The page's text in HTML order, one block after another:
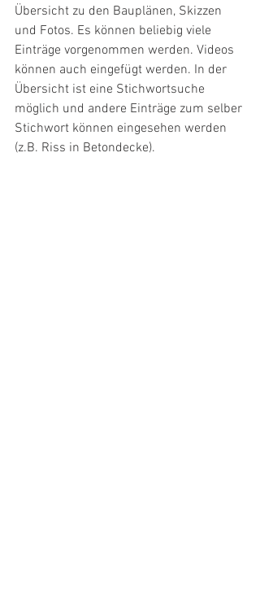
Übersicht zu den Bauplänen, Skizzen
und Fotos. Es können beliebig viele
Einträge vorgenommen werden. Videos
können auch eingefügt werden. In der
Übersicht ist eine Stichwortsuche
möglich und andere Einträge zum selber
Stichwort können eingesehen werden
(z.B. Riss in Betondecke).